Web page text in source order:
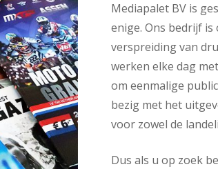
Mediapalet BV is
enige. Ons bedrijf
verspreiding van
werken elke dag
om eenmalige
bezig met het
voor zowel de
Dus als u op zoek